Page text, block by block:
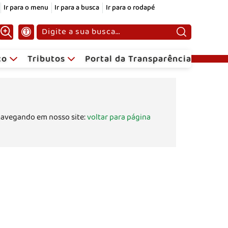
Ir para o menu Ir para a busca Ir para o rodapé
Pesquisar:
Tributos Portal da Transparência
em nosso site:voltar para página